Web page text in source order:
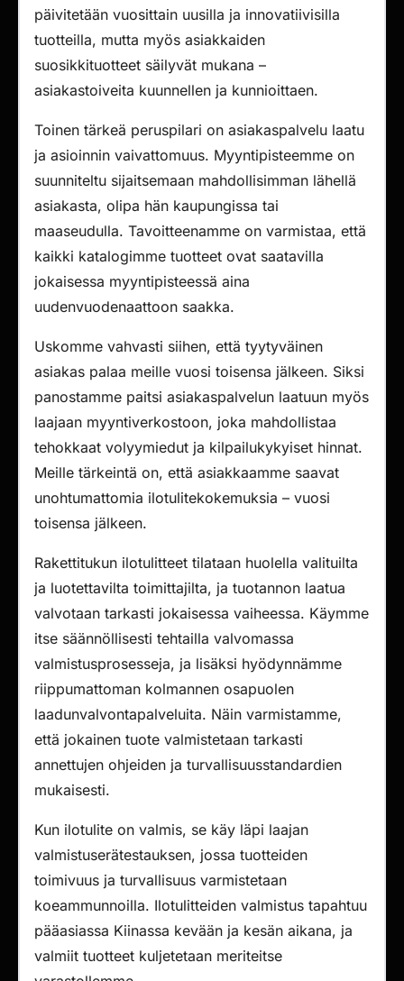
päivitetään vuosittain uusilla ja innovatiivisilla
tuotteilla, mutta myös asiakkaiden
suosikkituotteet säilyvät mukana –
asiakastoiveita kuunnellen ja kunnioittaen.
Toinen tärkeä peruspilari on asiakaspalvelu laatu
ja asioinnin vaivattomuus. Myyntipisteemme on
suunniteltu sijaitsemaan mahdollisimman lähellä
asiakasta, olipa hän kaupungissa tai
maaseudulla. Tavoitteenamme on varmistaa, että
kaikki katalogimme tuotteet ovat saatavilla
jokaisessa myyntipisteessä aina
uudenvuodenaattoon saakka.
Uskomme vahvasti siihen, että tyytyväinen
asiakas palaa meille vuosi toisensa jälkeen. Siksi
panostamme paitsi asiakaspalvelun laatuun myös
laajaan myyntiverkostoon, joka mahdollistaa
tehokkaat volyymiedut ja kilpailukykyiset hinnat.
Meille tärkeintä on, että asiakkaamme saavat
unohtumattomia ilotulitekokemuksia – vuosi
toisensa jälkeen.
Rakettitukun ilotulitteet tilataan huolella valituilta
ja luotettavilta toimittajilta, ja tuotannon laatua
valvotaan tarkasti jokaisessa vaiheessa. Käymme
itse säännöllisesti tehtailla valvomassa
valmistusprosesseja, ja lisäksi hyödynnämme
riippumattoman kolmannen osapuolen
laadunvalvontapalveluita. Näin varmistamme,
että jokainen tuote valmistetaan tarkasti
annettujen ohjeiden ja turvallisuusstandardien
mukaisesti.
Kun ilotulite on valmis, se käy läpi laajan
valmistuserätestauksen, jossa tuotteiden
toimivuus ja turvallisuus varmistetaan
koeammunnoilla. Ilotulitteiden valmistus tapahtuu
pääasiassa Kiinassa kevään ja kesän aikana, ja
valmiit tuotteet kuljetetaan meriteitse